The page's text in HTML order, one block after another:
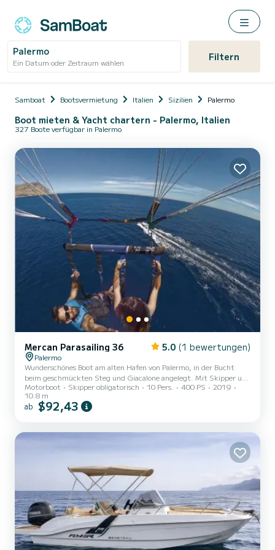
Palermo
Ein Datum oder Zeitraum wählen Filtern
Samboat Bootsvermietung Italien Sizilien Palermo
Boot mieten & Yacht chartern - Palermo, Italien
327 Boote verfügbar in Palermo
Mercan Parasailing 36 5.0 (1 bewertungen)
Palermo
Wunderschönes Boot am alten Hafen von Palermo, in der Bucht
beim geschmückten Steg und Giacalone angelegt. Mit Skipper und
Rettungspersonal für Parasailing, ausgestattet mit einem
Innenbordmotor Yanmar LY400 PS und einer Reisegeschwindigkeit
von 25 Knoten. Das Boot ist für Wassersportarten wie Parasailing
Mondello, den Capo Gallo und die Isola delle Femmine zu
besuchen,...
Motorboot Skipper obligatorisch 10 Pers. 400 PS
2019
10.8 m
ab $92,43